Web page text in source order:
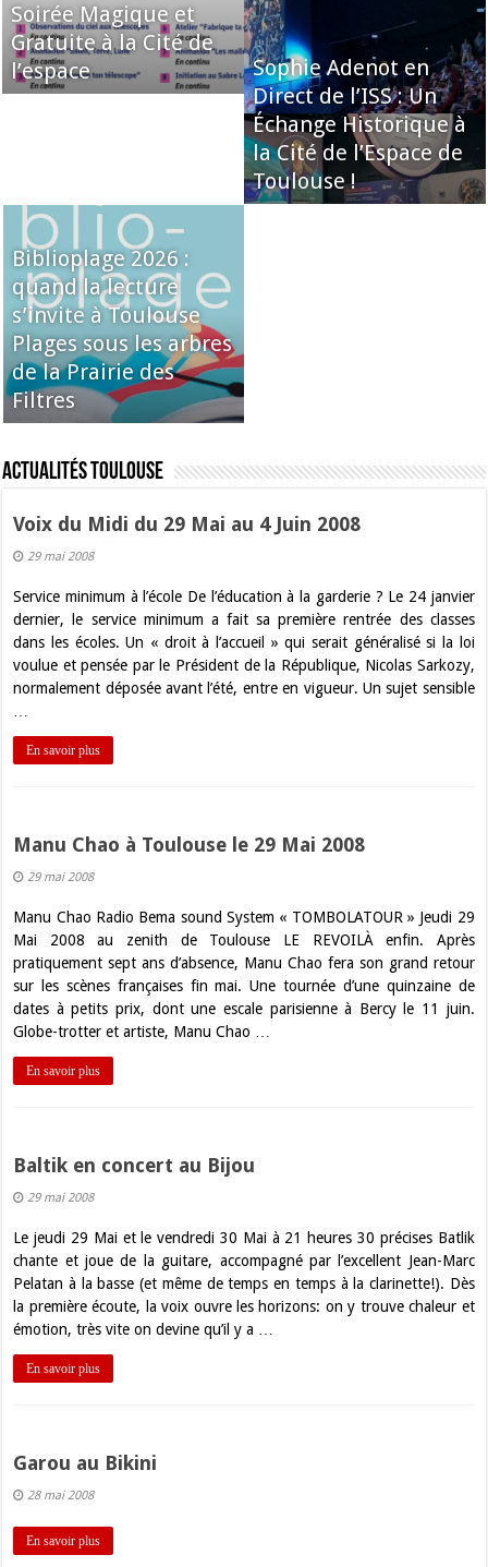
Soirée Magique et
Gratuite à la Cité de
l’espace
Sophie Adenot en
Direct de l’ISS : Un
Échange Historique à
la Cité de l’Espace de
Toulouse !
Biblioplage 2026 :
quand la lecture
s’invite à Toulouse
Plages sous les arbres
de la Prairie des
Filtres
Actualités Toulouse
Voix du Midi du 29 Mai au 4 Juin 2008
29 mai 2008
Service minimum à l’école De l’éducation à la garderie ? Le 24 janvier
dernier, le service minimum a fait sa première rentrée des classes
dans les écoles. Un « droit à l’accueil » qui serait généralisé si la loi
voulue et pensée par le Président de la République, Nicolas Sarkozy,
normalement déposée avant l’été, entre en vigueur. Un sujet sensible
En savoir plus
Manu Chao à Toulouse le 29 Mai 2008
29 mai 2008
Manu Chao Radio Bema sound System « TOMBOLATOUR » Jeudi 29
Mai 2008 au zenith de Toulouse LE REVOILÀ enfin. Après
pratiquement sept ans d’absence, Manu Chao fera son grand retour
sur les scènes françaises fin mai. Une tournée d’une quinzaine de
dates à petits prix, dont une escale parisienne à Bercy le 11 juin.
Globe-trotter et artiste, Manu Chao …
En savoir plus
Baltik en concert au Bijou
29 mai 2008
Le jeudi 29 Mai et le vendredi 30 Mai à 21 heures 30 précises Batlik
chante et joue de la guitare, accompagné par l’excellent Jean-Marc
Pelatan à la basse (et même de temps en temps à la clarinette!). Dès
la première écoute, la voix ouvre les horizons: on y trouve chaleur et
émotion, très vite on devine qu’il y a …
En savoir plus
Garou au Bikini
28 mai 2008
En savoir plus